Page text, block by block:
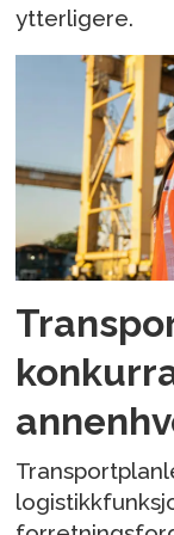
ytterligere.